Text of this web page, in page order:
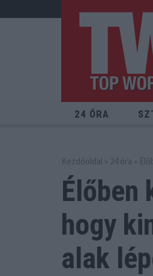
24 ÓRA
Kezdőoldal » 24 óra »
Élőben
hogy
alak